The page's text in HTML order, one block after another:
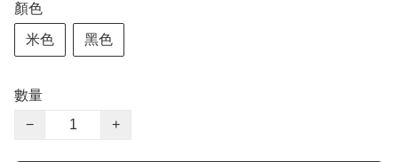
顏色
米色 黑色
數量
−
+